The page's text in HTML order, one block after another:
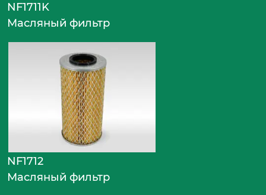
NF1711K
Масляный фильтр
NF1712
Масляный фильтр